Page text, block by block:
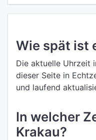
Wie spät ist
Die aktuelle Uhrzeit
dieser Seite in
und laufend
In welcher
Krakau?